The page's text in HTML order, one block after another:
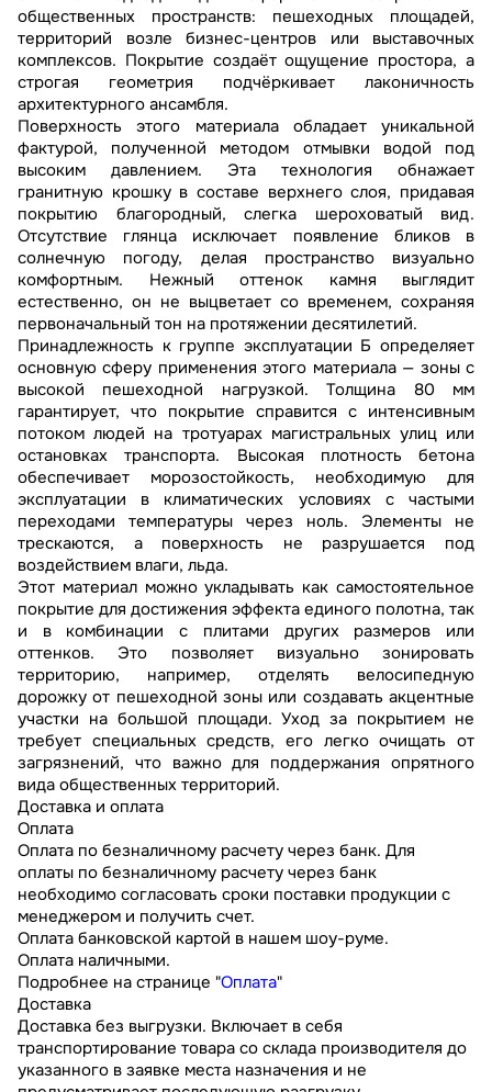
общественных пространств: пешеходных площадей,
территорий возле бизнес-центров или выставочных
комплексов. Покрытие создаёт ощущение простора, а
строгая геометрия подчёркивает лаконичность
архитектурного ансамбля.
Поверхность этого материала обладает уникальной
фактурой, полученной методом отмывки водой под
высоким давлением. Эта технология обнажает
гранитную крошку в составе верхнего слоя, придавая
покрытию благородный, слегка шероховатый вид.
Отсутствие глянца исключает появление бликов в
солнечную погоду, делая пространство визуально
комфортным. Нежный оттенок камня выглядит
естественно, он не выцветает со временем, сохраняя
первоначальный тон на протяжении десятилетий.
Принадлежность к группе эксплуатации Б определяет
основную сферу применения этого материала — зоны с
высокой пешеходной нагрузкой. Толщина 80 мм
гарантирует, что покрытие справится с интенсивным
потоком людей на тротуарах магистральных улиц или
остановках транспорта. Высокая плотность бетона
обеспечивает морозостойкость, необходимую для
эксплуатации в климатических условиях с частыми
переходами температуры через ноль. Элементы не
трескаются, а поверхность не разрушается под
воздействием влаги, льда.
Этот материал можно укладывать как самостоятельное
покрытие для достижения эффекта единого полотна, так
и в комбинации с плитами других размеров или
оттенков. Это позволяет визуально зонировать
территорию, например, отделять велосипедную
дорожку от пешеходной зоны или создавать акцентные
участки на большой площади. Уход за покрытием не
требует специальных средств, его легко очищать от
загрязнений, что важно для поддержания опрятного
вида общественных территорий.
Доставка и оплата
Оплата
Оплата по безналичному расчету через банк. Для
оплаты по безналичному расчету через банк
необходимо согласовать сроки поставки продукции с
менеджером и получить счет.
Оплата банковской картой в нашем шоу-руме.
Оплата наличными.
Подробнее на странице "Оплата"
Доставка
Доставка без выгрузки. Включает в себя
транспортирование товара со склада производителя до
указанного в заявке места назначения и не